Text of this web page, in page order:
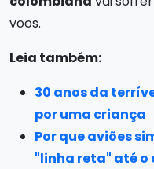
voos.
Leia também:
30 anos da
por uma criança
Por que aviões
"linha reta" até o